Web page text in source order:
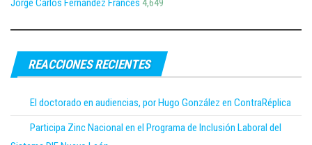
Jorge Carlos Fernández Francés 4,649
REACCIONES RECIENTES
El doctorado en audiencias, por Hugo González en ContraRéplica
Participa Zinc Nacional en el Programa de Inclusión Laboral del